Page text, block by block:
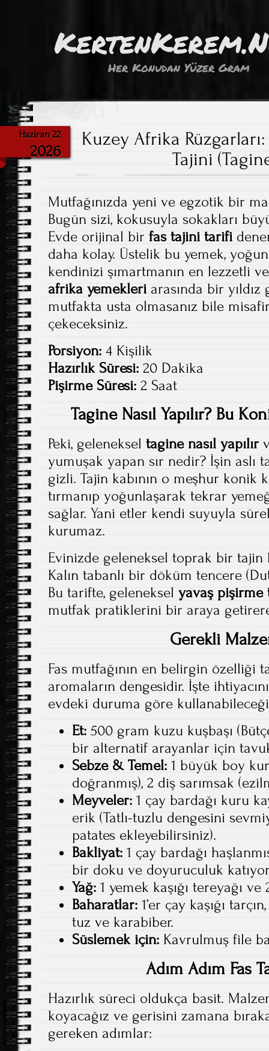
Her Konudan Yüzer Gram
Haziran 22
2026
Kuzey Afrika
Tajini
Mutfağınızda yeni ve egzotik bir
Bugün sizi, kokusuyla sokakları
Evde orijinal bir fas tajini tarifi
daha kolay. Üstelik bu yemek,
kendinizi şımartmanın en lezzetli
afrika yemekleri arasında bir
mutfakta usta olmasanız bile
çekeceksiniz.
Porsiyon: 4 Kişilik
Hazırlık Süresi: 20 Dakika
Pişirme Süresi: 2 Saat
Tagine Nasıl Yapılır? Bu
Peki, geleneksel tagine nasıl yapılır
yumuşak yapan sır nedir? İşin aslı
gizli. Tajin kabının o meşhur konik
tırmanıp yoğunlaşarak tekrar
sağlar. Yani etler kendi suyuyla
kurumaz.
Evinizde geleneksel toprak bir tajin
Kalın tabanlı bir döküm tencere
Bu tarifte, geleneksel yavaş pişirme
mutfak pratiklerini bir araya
Gerekli
Fas mutfağının en belirgin özelliği
aromaların dengesidir. İşte
evdeki duruma göre
Et: 500 gram kuzu kuşbaşı
bir alternatif arayanlar için
Sebze & Temel: 1 büyük boy
doğranmış), 2 diş sarımsak
Meyveler: 1 çay bardağı kuru
erik (Tatlı-tuzlu dengesini
patates ekleyebilirsiniz).
Bakliyat: 1 çay bardağı
bir doku ve doyuruculuk
Yağ: 1 yemek kaşığı tereyağı ve
Baharatlar: 1’er çay kaşığı
tuz ve karabiber.
Süslemek için: Kavrulmuş file
Adım Adım Fas
Hazırlık süreci oldukça basit.
koyacağız ve gerisini zamana
gereken adımlar: